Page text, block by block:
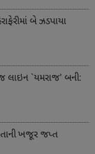
બે ઝડપાયા
લાઇન `યમરાજ' બની:
ખજૂર જપ્ત